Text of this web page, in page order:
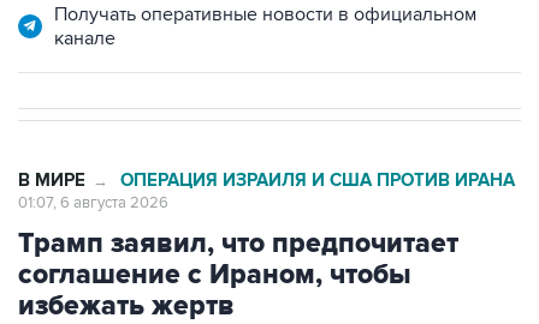
Получать оперативные новости в официальном
канале
В МИРЕ → ОПЕРАЦИЯ ИЗРАИЛЯ И США ПРОТИВ ИРАНА
01:07, 6 августа 2026
Трамп заявил, что предпочитает
соглашение с Ираном, чтобы
избежать жертв